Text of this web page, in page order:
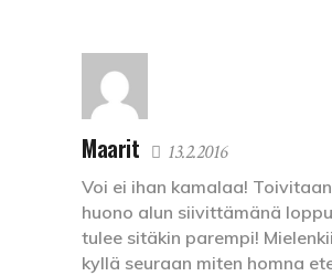
Maarit 13.2.2016
Voi ei ihan kamalaa!
huono alun siivittämänä
tulee sitäkin parempi!
kyllä seuraan miten homna